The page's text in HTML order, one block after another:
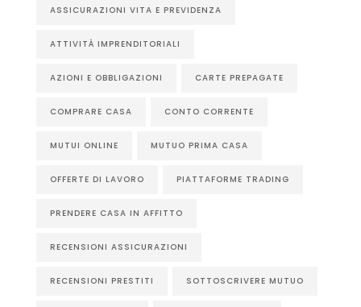
ASSICURAZIONI VITA E PREVIDENZA
ATTIVITÀ IMPRENDITORIALI
AZIONI E OBBLIGAZIONI CARTE PREPAGATE
COMPRARE CASA CONTO CORRENTE
MUTUI ONLINE MUTUO PRIMA CASA
OFFERTE DI LAVORO PIATTAFORME TRADING
PRENDERE CASA IN AFFITTO
RECENSIONI ASSICURAZIONI
RECENSIONI PRESTITI SOTTOSCRIVERE MUTUO